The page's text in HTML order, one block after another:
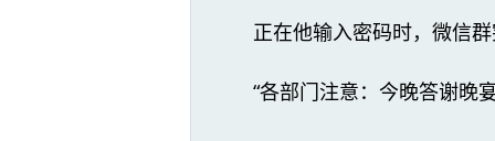
正在他输入密码时，微信
“各部门注意：今晚答谢晚